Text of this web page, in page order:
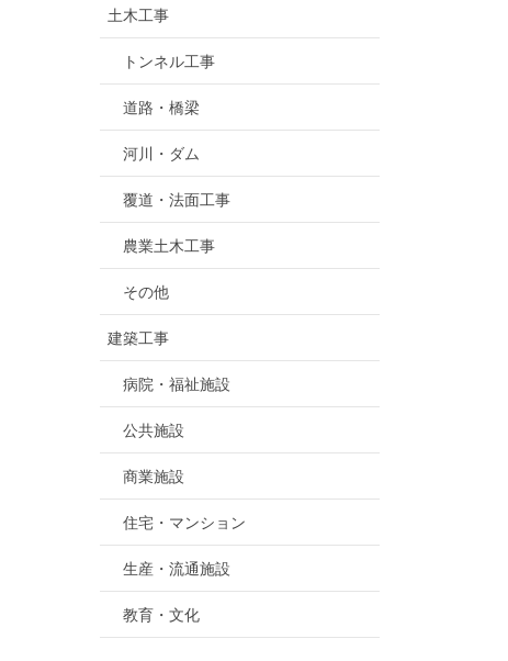
土木工事
トンネル工事
道路・橋梁
河川・ダム
覆道・法面工事
農業土木工事
その他
建築工事
病院・福祉施設
公共施設
商業施設
住宅・マンション
生産・流通施設
教育・文化